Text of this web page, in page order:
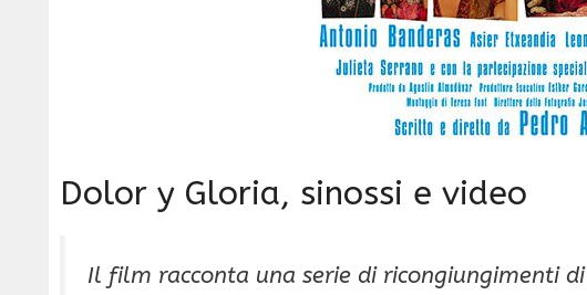
Dolor y Gloria, sinossi e video
Il film racconta una serie di ricongiungimenti di